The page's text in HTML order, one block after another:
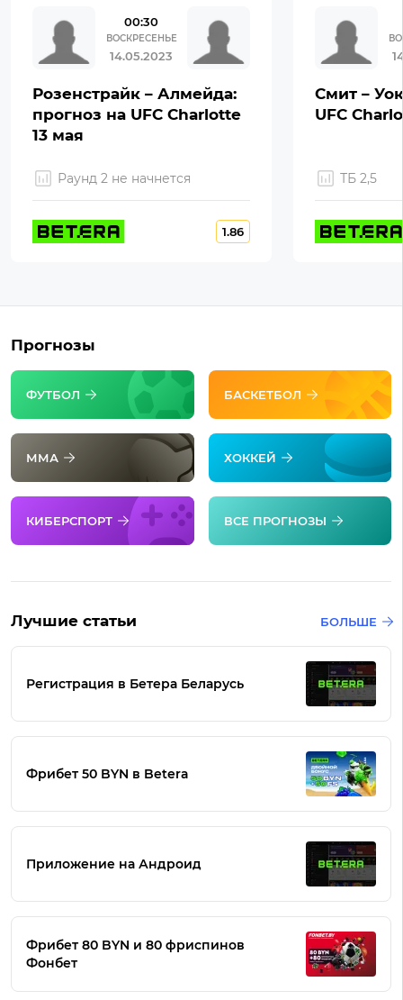
00:30
ВОСКРЕСЕНЬЕ
14.05.2023
Розенстрайк – Алмейда:
прогноз на UFC Charlotte
13 мая
Раунд 2 не начнется
1.86
Смит –
UFC
ТБ 2,5
Прогнозы
ФУТБОЛ БАСКЕТБОЛ
ММА ХОККЕЙ
КИБЕРСПОРТ ВСЕ ПРОГНОЗЫ
Лучшие статьи БОЛЬШЕ
Регистрация в Бетера Беларусь
Фрибет 50 BYN в Betera
Приложение на Андроид
Фрибет 80 BYN и 80 фриспинов
Фонбет